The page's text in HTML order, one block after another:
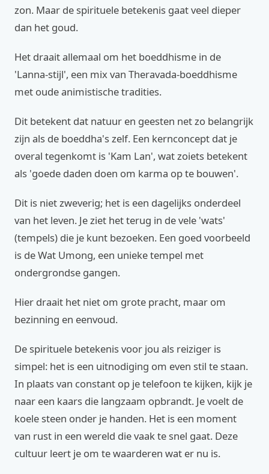
zon. Maar de spirituele betekenis gaat veel dieper
dan het goud.
Het draait allemaal om het boeddhisme in de
'Lanna-stijl', een mix van Theravada-boeddhisme
met oude animistische tradities.
Dit betekent dat natuur en geesten net zo belangrijk
zijn als de boeddha's zelf. Een kernconcept dat je
overal tegenkomt is 'Kam Lan', wat zoiets betekent
als 'goede daden doen om karma op te bouwen'.
Dit is niet zweverig; het is een dagelijks onderdeel
van het leven. Je ziet het terug in de vele 'wats'
(tempels) die je kunt bezoeken. Een goed voorbeeld
is de Wat Umong, een unieke tempel met
ondergrondse gangen.
Hier draait het niet om grote pracht, maar om
bezinning en eenvoud.
De spirituele betekenis voor jou als reiziger is
simpel: het is een uitnodiging om even stil te staan.
In plaats van constant op je telefoon te kijken, kijk je
naar een kaars die langzaam opbrandt. Je voelt de
koele steen onder je handen. Het is een moment
van rust in een wereld die vaak te snel gaat. Deze
cultuur leert je om te waarderen wat er nu is.